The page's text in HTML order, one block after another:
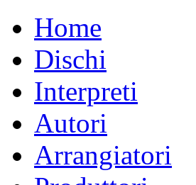
Home
Dischi
Interpreti
Autori
Arrangiatori